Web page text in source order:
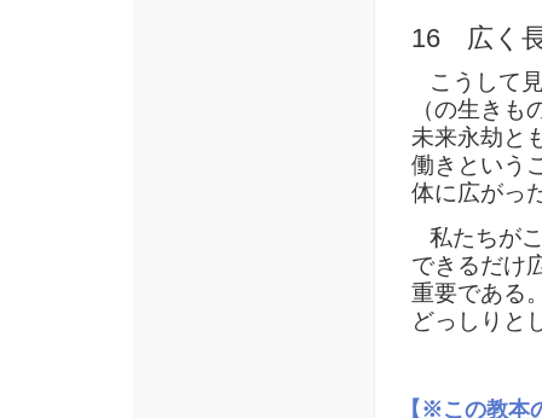
16 広く
こうして
（の生き
未来永劫と
働きという
体に広がっ
私たちが
できるだけ
重要である
どっしりと
【※この教本